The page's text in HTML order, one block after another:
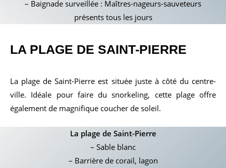
– Baignade surveillée : Maîtres-nageurs-sauveteurs
présents tous les jours
LA PLAGE DE SAINT-PIERRE
La plage de Saint-Pierre est située juste à côté du centre-
ville. Idéale pour faire du snorkeling, cette plage offre
également de magnifique coucher de soleil.
La plage de Saint-Pierre
– Sable blanc
– Barrière de corail, lagon